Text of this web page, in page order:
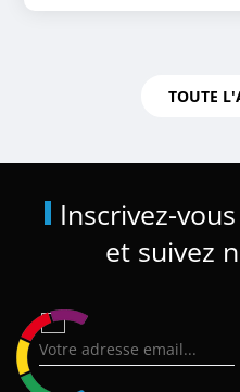
TOUTE
Inscrivez-
et suivez